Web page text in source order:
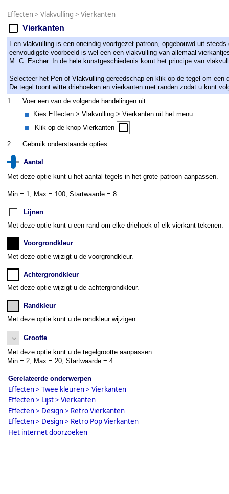
Effecten > Vlakvulling > Vierkanten
Vierkanten
Een vlakvulling is een oneindig voortgezet patroon, opgebouwd uit
eenvoudigste voorbeeld is wel een een vlakvulling van allemaal
M. C. Escher. In de hele kunstgeschiedenis komt het principe van
Selecteer het Pen of Vlakvulling gereedschap en klik op de tegel om
De tegel toont witte driehoeken en vierkanten met randen zodat u kunt
1.
Voer een van de volgende handelingen uit:
Kies Effecten > Vlakvulling > Vierkanten uit het menu
Klik op de knop Vierkanten
2. Gebruik onderstaande opties:
Aantal
Met deze optie kunt u het aantal tegels in het grote patroon aanpassen.
Min = 1, Max = 100, Startwaarde = 8.
Lijnen
Met deze optie kunt u een rand om elke driehoek of elk vierkant tekenen.
Voorgrondkleur
Met deze optie wijzigt u de voorgrondkleur.
Achtergrondkleur
Met deze optie wijzigt u de achtergrondkleur.
Randkleur
Met deze optie kunt u de randkleur wijzigen.
Grootte
Met deze optie kunt u de tegelgrootte aanpassen.
Min = 2, Max = 20, Startwaarde = 4.
Gerelateerde onderwerpen
Effecten > Twee kleuren > Vierkanten
Effecten > Lijst > Vierkanten
Effecten > Design > Retro Vierkanten
Effecten > Design > Retro Pop Vierkanten
Het internet doorzoeken